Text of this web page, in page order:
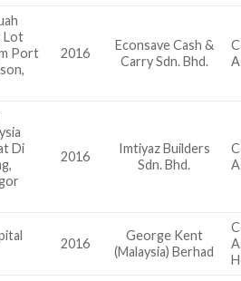
Lot
Port
2016
Econsave Cash &
Carry Sdn. Bhd.
Di
2016
Imtiyaz Builders
Sdn. Bhd.
2016
George Kent
(Malaysia) Berhad